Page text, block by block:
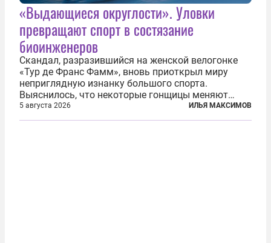
«Выдающиеся округлости». Уловки
превращают спорт в состязание
биоинженеров
Скандал, разразившийся на женской велогонке
«Тур де Франс Фамм», вновь приоткрыл миру
неприглядную изнанку большого спорта.
Выяснилось, что некоторые гонщицы меняют
размер груди ради улучшения аэродинамики. За
фасадом труда, мастерства, упорства и
5 августа 2026 ИЛЬЯ МАКСИМОВ